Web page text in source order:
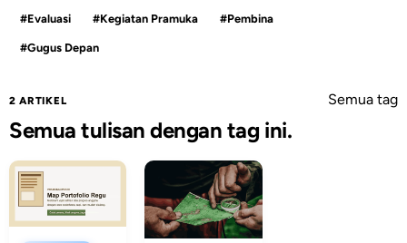
#Evaluasi #Kegiatan Pramuka #Pembina
#Gugus Depan
2 ARTIKEL
Semua tulisan dengan tag ini.
Semua tag